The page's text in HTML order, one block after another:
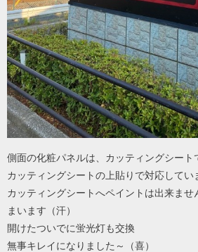
側面の化粧パネルは、カッティングシート
カッティングシートの上貼りで対応してい
カッティングシートへペイントは出来ま
まいます（汗）
開けたついでに蛍光灯も交換
無事キレイになりました～（喜）